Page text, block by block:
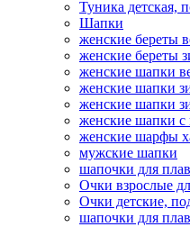
Туника детская,
Шапки
женские береты
женские береты
женские шапки
женские шапки
женские шапки
женские шапки
женские шарфы
мужские шапки
шапочки для
Очки взрослые
Очки детские,
шапочки для